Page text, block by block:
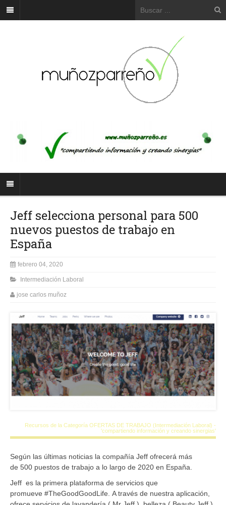
Jeff selecciona personal para 500
nuevos puestos de trabajo en
España
febrero 04, 2020
Intermediación Laboral
jose carlos muñoz
Recursos de la Categoría OFERTAS DE TRABAJO (Intermediación Laboral) -
'compartiendo información y creando sinergias'
Según las últimas noticias la compañía Jeff ofrecerá más
de 500 puestos de trabajo a lo largo de 2020 en España.
Jeff es la primera plataforma de servicios que
promueve #TheGoodGoodLife. A través de nuestra aplicación,